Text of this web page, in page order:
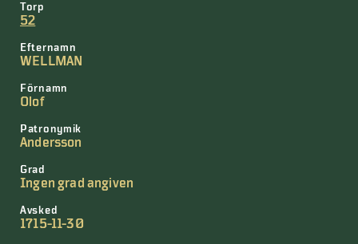
Torp
52
Efternamn
WELLMAN
Förnamn
Olof
Patronymik
Andersson
Grad
Ingen grad angiven
Avsked
1715-11-30